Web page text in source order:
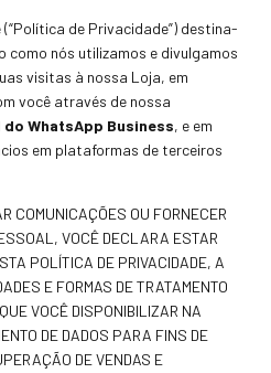
de Privacidade”) destina-
como nós utilizamos e divulgamos
visitas à nossa Loja, em
você através de nossa
do WhatsApp Business, e em
em plataformas de terceiros
COMUNICAÇÕES OU FORNECER
VOCÊ DECLARA ESTAR
POLÍTICA DE PRIVACIDADE, A
E FORMAS DE TRATAMENTO
VOCÊ DISPONIBILIZAR NA
DE DADOS PARA FINS DE
DE VENDAS E